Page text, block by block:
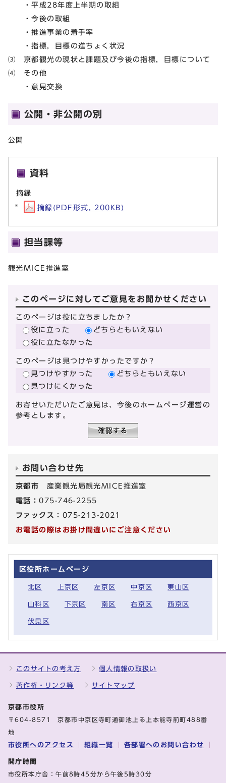
・平成28年度上半期の取組
・今後の取組
・推進事業の着手率
・指標，目標の進ちょく状況
⑶ 京都観光の現状と課題及び今後の指標，目標について
⑷ その他
・意見交換
公開・非公開の別
公開
資料
摘録
摘録(PDF形式, 200KB)
担当課等
観光MICE推進室
このページに対してご意見をお聞かせください
このページは役に立ちましたか？
役に立った
どちらともいえない
役に立たなかった
このページは見つけやすかったですか？
見つけやすかった
どちらともいえない
見つけにくかった
お寄せいただいたご意見は、今後のホームページ運営の
参考とします。
お問い合わせ先
京都市 産業観光局観光MICE推進室
電話：075-746-2255
ファックス： 075-213-2021
お電話の際はお掛け間違いにご注意ください
区役所ホームページ
北区 上京区 左京区 中京区 東山区
山科区 下京区 南区 右京区 西京区
伏見区
このサイトの考え方 個人情報の取扱い
著作権・リンク等 サイトマップ
京都市役所
〒604-8571 京都市中京区寺町通御池上る上本能寺前町488番
地
市役所へのアクセス 組織一覧 各部署へのお問い合わせ
開庁時間
市役所本庁舎：午前8時45分から午後5時30分